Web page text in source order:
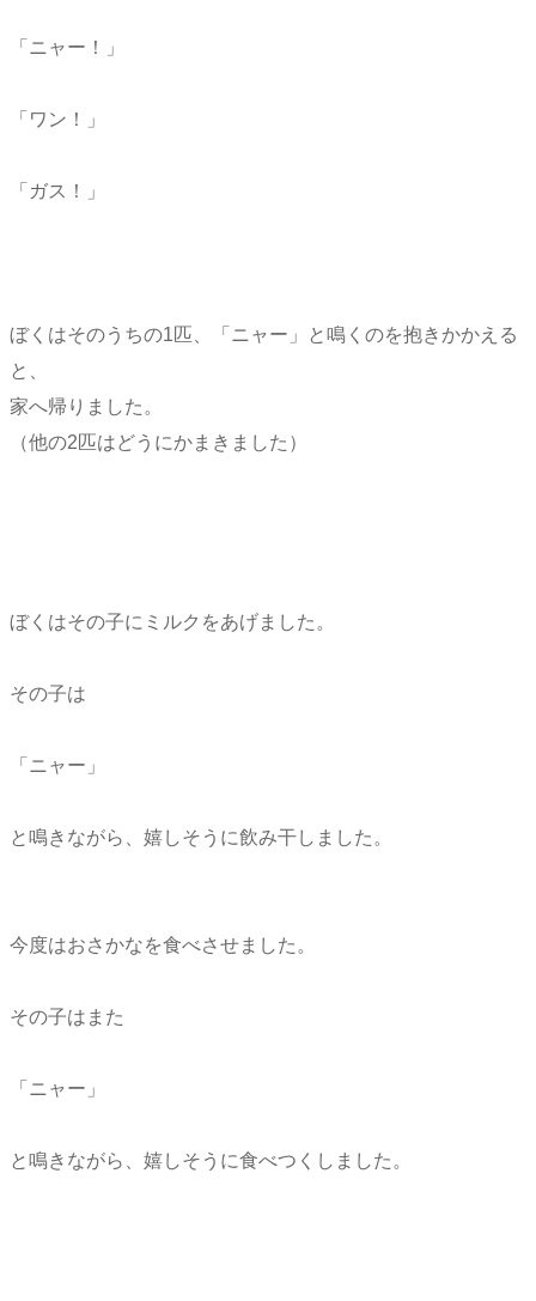
「ニャー！」
「ワン！」
「ガス！」
ぼくはそのうちの1匹、「ニャー」と鳴くのを抱きかかえる
と、
家へ帰りました。
（他の2匹はどうにかまきました）
ぼくはその子にミルクをあげました。
その子は
「ニャー」
と鳴きながら、嬉しそうに飲み干しました。
今度はおさかなを食べさせました。
その子はまた
「ニャー」
と鳴きながら、嬉しそうに食べつくしました。